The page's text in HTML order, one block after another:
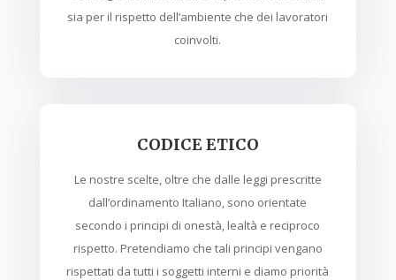
sia per il rispetto dell’ambiente che dei lavoratori
coinvolti.
CODICE ETICO
Le nostre scelte, oltre che dalle leggi prescritte
dall’ordinamento Italiano, sono orientate
secondo i principi di onestà, lealtà e reciproco
rispetto. Pretendiamo che tali principi vengano
rispettati da tutti i soggetti interni e diamo priorità